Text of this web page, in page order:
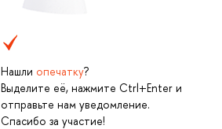
Нашли опечатку?
Выделите её, нажмите Ctrl+Enter и
отправьте нам уведомление.
Спасибо за участие!